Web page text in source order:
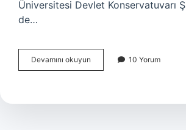
Üniversitesi Devlet Konservatuvarı
de…
Devamını okuyun
Göçer
bıraktı
10 Yorum